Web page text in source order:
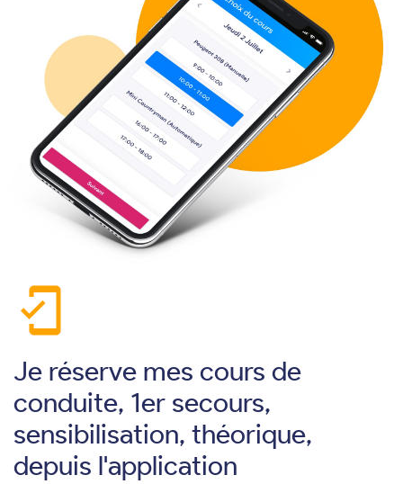
mobile_friendly
Je réserve mes cours de
conduite, 1er secours,
sensibilisation, théorique,
depuis l'application